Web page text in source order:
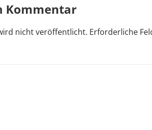
Kommentar
nicht veröffentlicht. Erforderliche